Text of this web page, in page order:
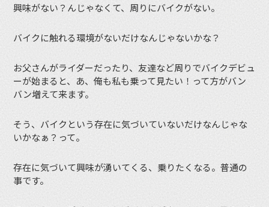
興味がない？んじゃなくて、周りにバイクがない。
バイクに触れる環境がないだけなんじゃないかな？
お父さんがライダーだったり、友達など周りでバイクデビュ
ーが始まると、あ、俺も私も乗って見たい！って方がバン
バン増えて来ます。
そう、バイクという存在に気づいていないだけなんじゃな
いかなぁ？って。
存在に気づいて興味が湧いてくる、乗りたくなる。普通の
事です。